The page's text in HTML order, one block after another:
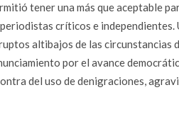
tener una más que aceptable
periodistas críticos e
altibajos de las circunstancias
por el avance
del uso de denigraciones,